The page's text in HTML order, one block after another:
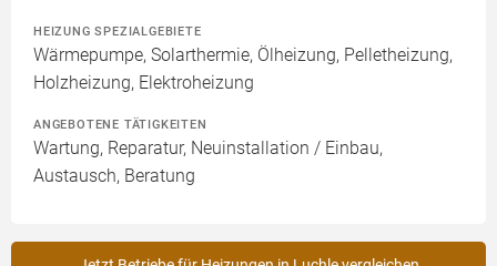
HEIZUNG SPEZIALGEBIETE
Wärmepumpe, Solarthermie, Ölheizung, Pelletheizung,
Holzheizung, Elektroheizung
ANGEBOTENE TÄTIGKEITEN
Wartung, Reparatur, Neuinstallation / Einbau,
Austausch, Beratung